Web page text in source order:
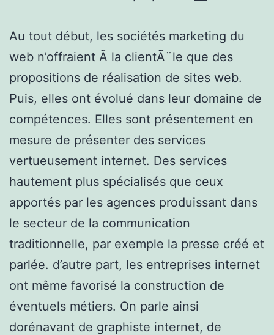
Au tout début, les sociétés marketing du
web n’offraient Ã la clientÃ¨le que des
propositions de réalisation de sites web.
Puis, elles ont évolué dans leur domaine de
compétences. Elles sont présentement en
mesure de présenter des services
vertueusement internet. Des services
hautement plus spécialisés que ceux
apportés par les agences produissant dans
le secteur de la communication
traditionnelle, par exemple la presse créé et
parlée. d’autre part, les entreprises internet
ont même favorisé la construction de
éventuels métiers. On parle ainsi
dorénavant de graphiste internet, de